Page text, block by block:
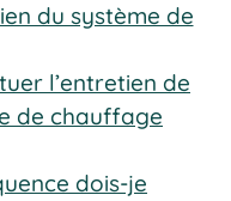
du système de
l’entretien de
de chauffage
dois-je